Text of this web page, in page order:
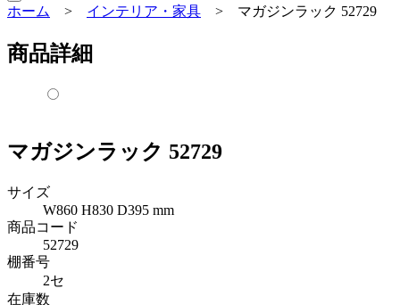
ホーム > インテリア・家具 > マガジンラック 52729
商品詳細
マガジンラック 52729
サイズ
W860 H830 D395 mm
商品コード
52729
棚番号
2セ
在庫数